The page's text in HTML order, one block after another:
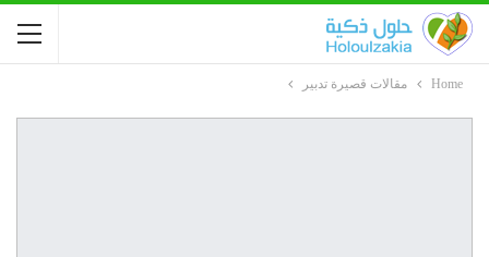
Home مقالات قصيرة تدبير